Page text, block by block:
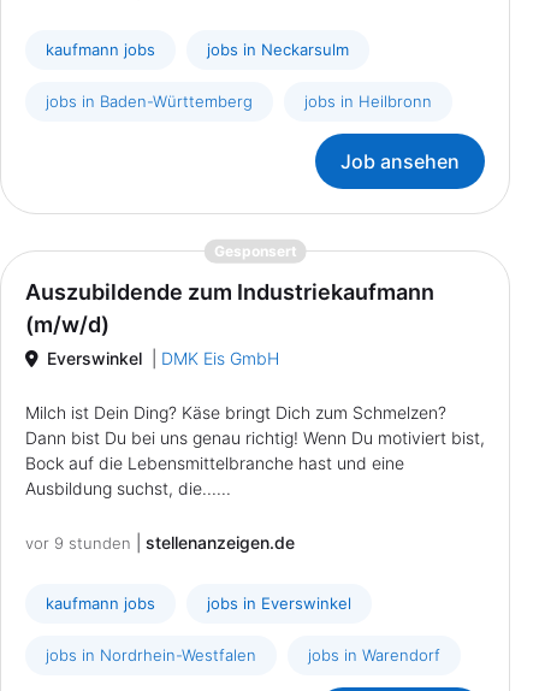
kaufmann jobs jobs in Neckarsulm
jobs in Baden-Württemberg jobs in Heilbronn
Job ansehen
Gesponsert{prompt.job}
Auszubildende zum Industriekaufmann
(m/w/d)
Everswinkel DMK Eis GmbH
Milch ist Dein Ding? Käse bringt Dich zum Schmelzen?
Dann bist Du bei uns genau richtig! Wenn Du motiviert bist,
Bock auf die Lebensmittelbranche hast und eine
Ausbildung suchst, die......
vor 9 stunden stellenanzeigen.de
kaufmann jobs jobs in Everswinkel
jobs in Nordrhein-Westfalen jobs in Warendorf